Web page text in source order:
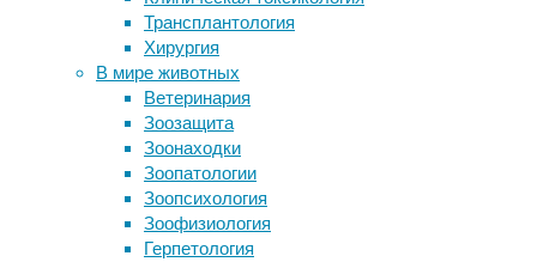
Трансплантология
Хирургия
В мире животных
Ветеринария
Зоозащита
Зоонаходки
Зоопатологии
Зоопсихология
Зоофизиология
Герпетология
07/06/2020
инструменты
методы,
медицина,
неврология,
нейрофизиология
сенсомоторика
Британским
исследователям
Коров покормили отходами конопли
и проверили их молоко на
психоактивность
Мозг собак уменьшается не из-за
одомашнивания
Ученые определили ген,
ответственный за клеточное
старение
Попугаи и вороны обогнали обезьян
по нейронам